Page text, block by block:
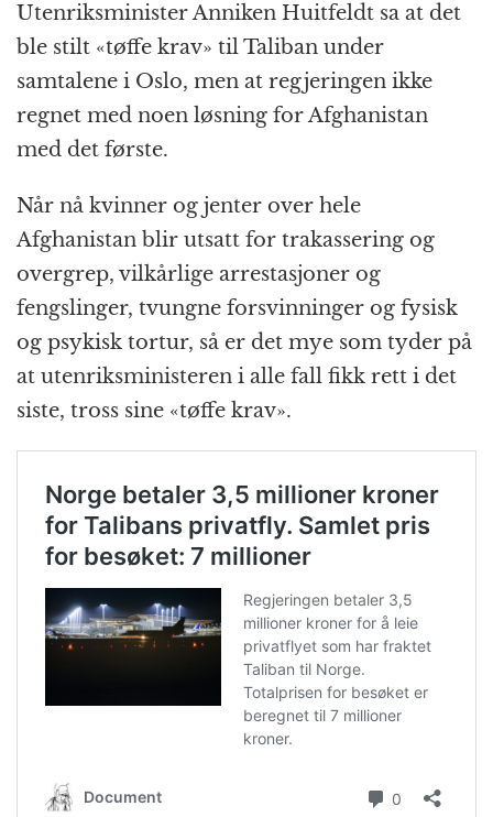
Utenriksminister Anniken Huitfeldt sa at det
ble stilt «tøffe krav» til Taliban under
samtalene i Oslo, men at regjeringen ikke
regnet med noen løsning for Afghanistan
med det første.
Når nå kvinner og jenter over hele
Afghanistan blir utsatt for trakassering og
overgrep, vilkårlige arrestasjoner og
fengslinger, tvungne forsvinninger og fysisk
og psykisk tortur, så er det mye som tyder på
at utenriksministeren i alle fall fikk rett i det
siste, tross sine «tøffe krav».